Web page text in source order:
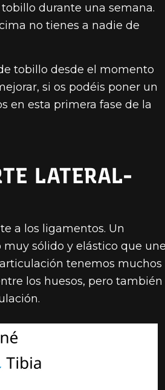
durante una semana.
no tienes a nadie de
tobillo desde el momento
si os podéis poner un
en esta primera fase de la
LATERAL-
a los ligamentos. Un
sólido y elástico que
tenemos muchos
los huesos, pero también